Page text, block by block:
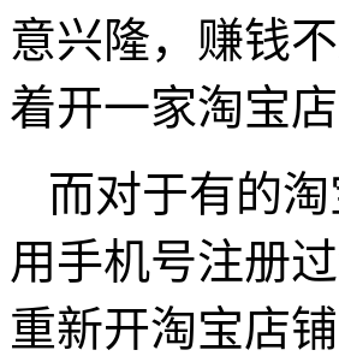
意兴隆，赚钱
着开一家淘宝店
而对于有的
用手机号注册
重新开淘宝店